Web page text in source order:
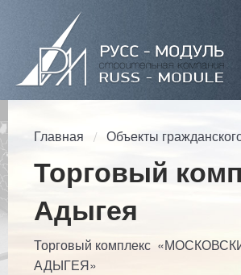
Главная Объекты
Торговый
Адыгея
Торговый комплекс
АДЫГЕЯ»